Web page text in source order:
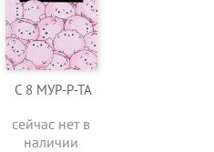
С 8 МУР-Р-ТА
сейчас нет в
наличии